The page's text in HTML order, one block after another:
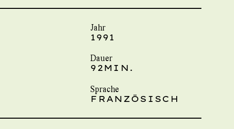
Jahr
1991
Dauer
92MIN.
Sprache
FRANZÖSISCH